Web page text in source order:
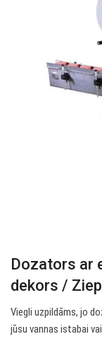
Dozators ar
dekors /
Viegli uzpildāms, jo
jūsu vannas istabai